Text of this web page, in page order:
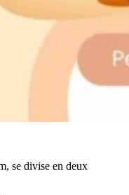
se divise en deux